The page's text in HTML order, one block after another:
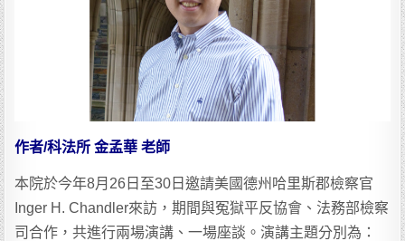
作者/科法所 金孟華 老師
本院於今年8月26日至30日邀請美國德州哈里斯郡檢察官
Inger H. Chandler來訪，期間與冤獄平反協會、法務部檢察
司合作，共進行兩場演講、一場座談。演講主題分別為：